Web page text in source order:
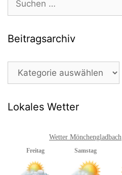
nach:
Beitragsarchiv
Beitragsarchiv
Lokales Wetter
Wetter Mönchengladbach